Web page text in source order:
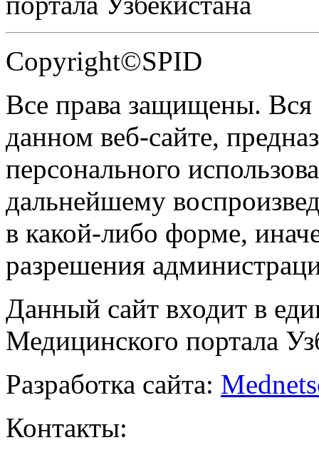
Copyright©SPID
Все права защищены.
данном веб-сайте,
персонального
дальнейшему
в какой-либо форме,
разрешения
Данный сайт входит в
Медицинского портала
Разработка сайта:
Контакты: